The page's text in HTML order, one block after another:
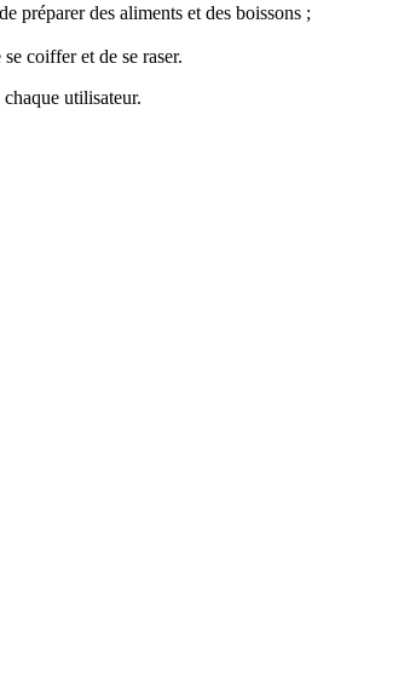
préparer des aliments et des boissons ;
coiffer et de se raser.
utilisateur.